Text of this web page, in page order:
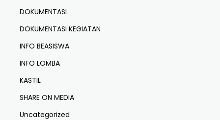
DOKUMENTASI
DOKUMENTASI KEGIATAN
INFO BEASISWA
INFO LOMBA
KASTIL
SHARE ON MEDIA
Uncategorized